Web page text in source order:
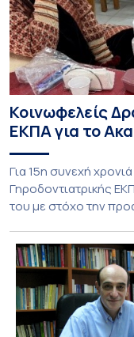
Κοινωφελείς
ΕΚΠΑ για το
Για 15η συνεχή
Γηροδοντιατρικής
του με στόχο την
υποχρεωτικής
Γηροδοντιατρικής
εκπαιδευτικές
Πτωχοκομείο
ΑΜΕΑ Ενηλίκων
Γηριατρικής […]